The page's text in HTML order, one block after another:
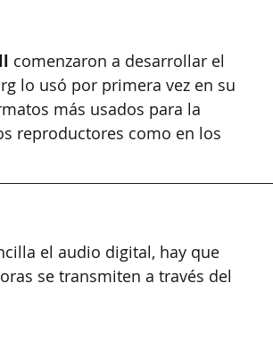
comenzaron a desarrollar el
lo usó por primera vez en su
más usados para la
reproductores como en los
el audio digital, hay que
se transmiten a través del